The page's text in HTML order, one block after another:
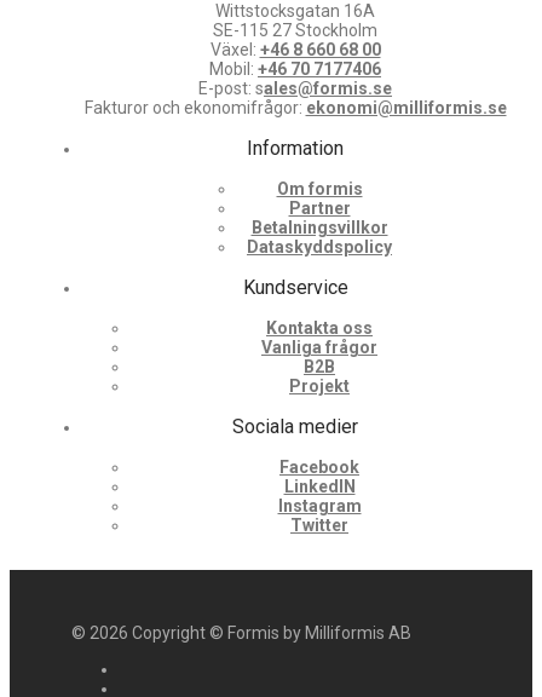
Wittstocksgatan 16A
SE-115 27 Stockholm
Växel: +46 8 660 68 00
Mobil: +46 70 7177406
E-post: sales@formis.se
Fakturor och ekonomifrågor: ekonomi@milliformis.se
Information
Om formis
Partner
Betalningsvillkor
Dataskyddspolicy
Kundservice
Kontakta oss
Vanliga frågor
B2B
Projekt
Sociala medier
Facebook
LinkedIN
Instagram
Twitter
© 2026 Copyright © Formis by Milliformis AB